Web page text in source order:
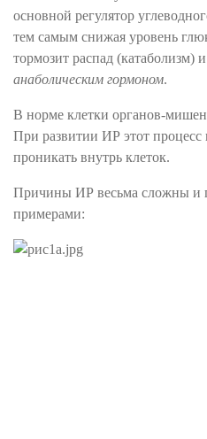
основной регулятор
тем самым снижая уровень
тормозит распад (катаболизм)
анаболическим гормоном.
В норме клетки органов-
При развитии ИР этот процесс
проникать внутрь клеток.
Причины ИР весьма сложны и
примерами: